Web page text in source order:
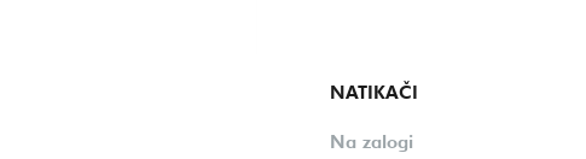
NATIKAČI
Na zalogi